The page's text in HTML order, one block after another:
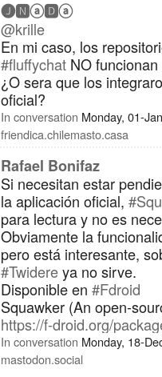
🅙🅽ⓐ🅳ⓐ
@krille
En mi caso, los
#fluffychat NO funcionan
¿O sera que los
oficial?
In conversation Monday, 01-
friendica.chilemasto.casa
Rafael Bonifaz
Si necesitan estar
la aplicación oficial,
para lectura y no es
Obviamente la
pero está interesante,
#Twidereya no sirve.
Disponible en #Fdroid
Squawker (An open-
https://f-droid.org/
In conversation Monday, 18-
mastodon.social